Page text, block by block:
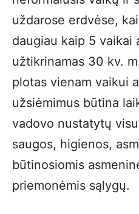
uždarose erdvėse,
daugiau kaip 5 vaikai
užtikrinamas 30 kv.
plotas vienam vaikui
užsiėmimus būtina
vadovo nustatytų
saugos, higienos,
būtinosiomis
priemonėmis sąlygų.